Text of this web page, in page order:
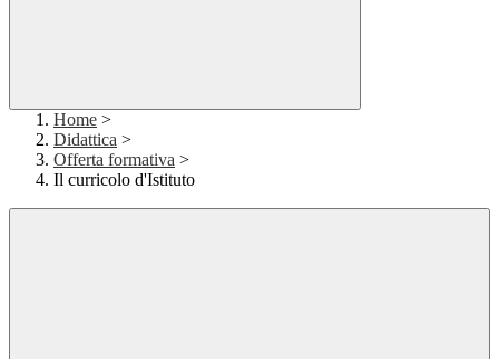
Home >
Didattica >
Offerta formativa >
Il curricolo d'Istituto